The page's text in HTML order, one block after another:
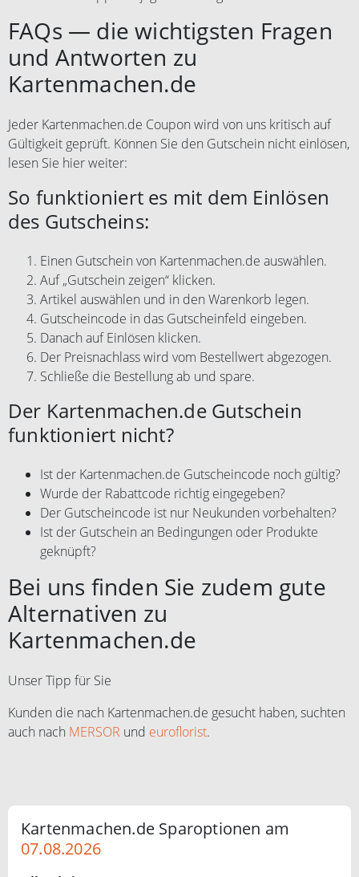
FAQs — die wichtigsten Fragen
und Antworten zu
Kartenmachen.de
Jeder Kartenmachen.de Coupon wird von uns kritisch auf
Gültigkeit geprüft. Können Sie den Gutschein nicht einlösen,
lesen Sie hier weiter:
So funktioniert es mit dem Einlösen
des Gutscheins:
Einen Gutschein von Kartenmachen.de auswählen.
Auf „Gutschein zeigen“ klicken.
Artikel auswählen und in den Warenkorb legen.
Gutscheincode in das Gutscheinfeld eingeben.
Danach auf Einlösen klicken.
Der Preisnachlass wird vom Bestellwert abgezogen.
Schließe die Bestellung ab und spare.
Der Kartenmachen.de Gutschein
funktioniert nicht?
Ist der Kartenmachen.de Gutscheincode noch gültig?
Wurde der Rabattcode richtig eingegeben?
Der Gutscheincode ist nur Neukunden vorbehalten?
Ist der Gutschein an Bedingungen oder Produkte
geknüpft?
Bei uns finden Sie zudem gute
Alternativen zu
Kartenmachen.de
Unser Tipp für Sie
Kunden die nach Kartenmachen.de gesucht haben, suchten
auch nach MERSOR und euroflorist.
Kartenmachen.de Sparoptionen am
07.08.2026